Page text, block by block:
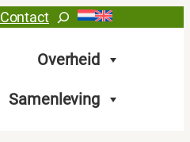
ContactZoeken
Overheid
Samenleving